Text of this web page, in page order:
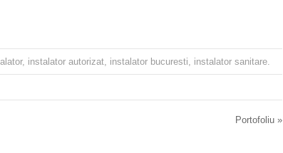
, instalator autorizat, instalator bucuresti, instalator sanitare.
Portofoliu »